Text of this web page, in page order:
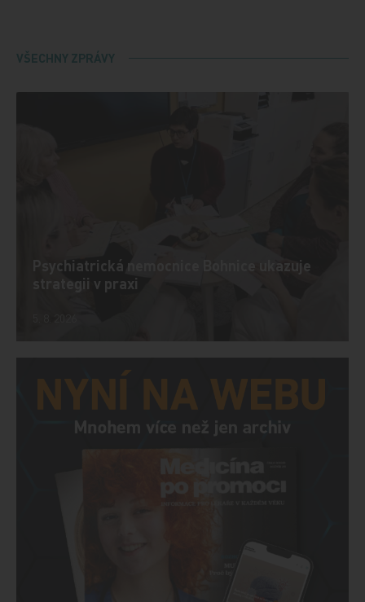
VŠECHNY ZPRÁVY
Psychiatrická nemocnice Bohnice ukazuje
strategii v praxi